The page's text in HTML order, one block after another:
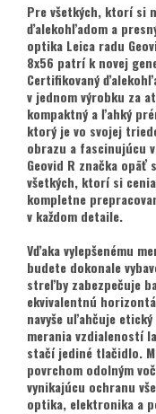
Pre všetkých, ktorí si
ďalekohľadom a
optika Leica radu
8x56 patrí k novej
Certifikovaný
v jednom výrobku za
kompaktný a ľahký
ktorý je vo svojej
obrazu a fascinujúcu
Geovid R značka
všetkých, ktorí si
kompletne
v každom detaile.
Vďaka vylepšenému
budete dokonale
streľby zabezpečuje
ekvivalentnú
navyše uľahčuje
merania vzdialeností
stačí jediné tlačidlo.
povrchom odolným
vynikajúcu ochranu
optika, elektronika a